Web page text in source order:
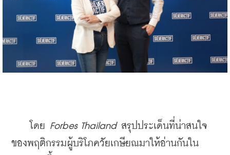
โดย Forbes Thailand สรุปประเด็นที่น่าสนใจ
ของพฤติกรรมผู้บริโภควัยเกษียณมาให้อ่านกันใน